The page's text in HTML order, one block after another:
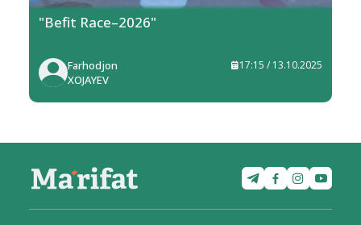
"Befit Race–2026"
Farhodjon
XOJAYEV
17:15 / 13.10.2025